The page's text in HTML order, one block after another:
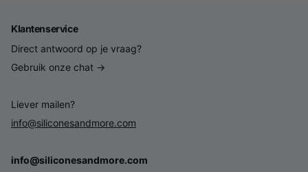
Klantenservice
Direct antwoord op je vraag?
Gebruik onze chat →
Liever mailen?
info@siliconesandmore.com
info@siliconesandmore.com